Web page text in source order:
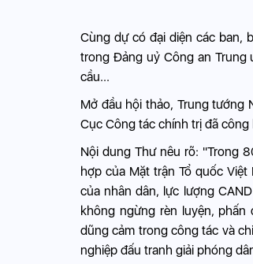
Cùng dự có đại diện các ban,
trong Đảng uỷ Công an Trung
cầu...
Mở đầu hội thảo, Trung tướng
Cục Công tác chính trị đã công
Nội dung Thư nêu rõ: "Trong
hợp của Mặt trận Tổ quốc
của nhân dân, lực lượng
không ngừng rèn luyện,
dũng cảm trong công tác và
nghiệp đấu tranh giải phóng